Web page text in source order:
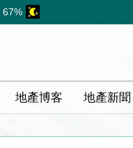
67%
地產博客 地產新聞